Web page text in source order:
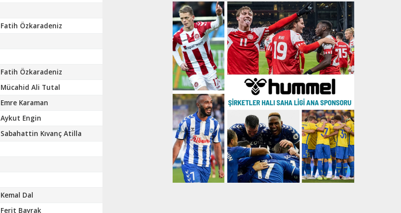
Fatih Özkaradeniz
Fatih Özkaradeniz
Mücahid Ali Tutal
Emre Karaman
Aykut Engin
Sabahattin Kıvanç Atilla
Kemal Dal
Ferit Bayrak